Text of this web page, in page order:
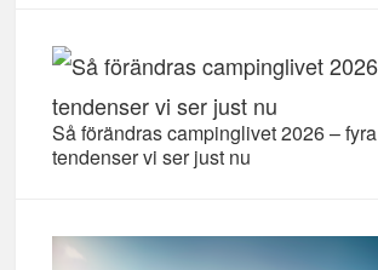
Så förändras campinglivet 2026 – fyra
tendenser vi ser just nu